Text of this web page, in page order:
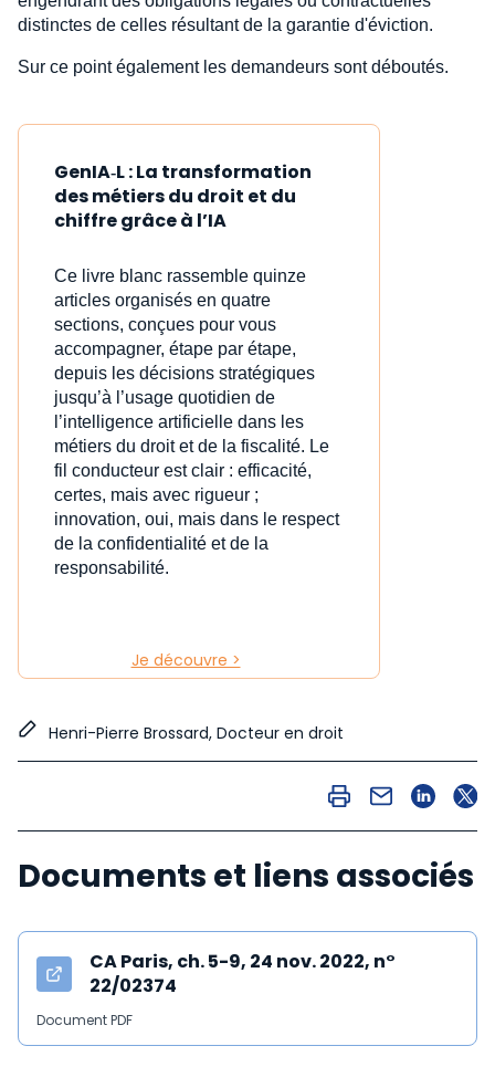
distinctes de celles résultant de la garantie d'éviction.
Sur ce point également les demandeurs sont déboutés.
GenIA‑L : La transformation
des métiers du droit et du
chiffre grâce à l’IA
Ce livre blanc rassemble quinze
articles organisés en quatre
sections, conçues pour vous
accompagner, étape par étape,
depuis les décisions stratégiques
jusqu’à l’usage quotidien de
l’intelligence artificielle dans les
métiers du droit et de la fiscalité. Le
fil conducteur est clair : efficacité,
certes, mais avec rigueur ;
innovation, oui, mais dans le respect
de la confidentialité et de la
responsabilité.
Je découvre >
Henri-Pierre Brossard, Docteur en droit
Documents et liens associés
CA Paris, ch. 5-9, 24 nov. 2022, n°
22/02374
Document PDF